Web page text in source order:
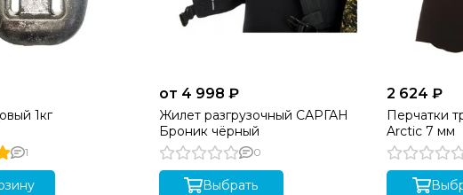
1кг
1
от 4 998 ₽
Жилет разгрузочный САРГАН
Броник чёрный
0
Выбрать
2 624 ₽
Перчатки
Arctic 7 мм